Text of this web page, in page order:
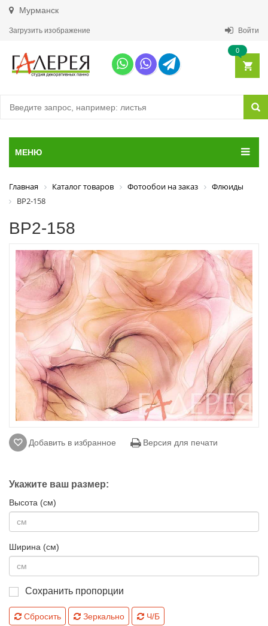
Мурманск
Загрузить изображение Войти
0
МЕНЮ
Главная Каталог товаров Фотообои на заказ
Флюиды
ВР2-158
ВР2-158
Добавить в избранное Версия для печати
Укажите ваш размер:
Высота (см)
Ширина (см)
Сохранить пропорции
Сбросить Зеркально Ч/Б